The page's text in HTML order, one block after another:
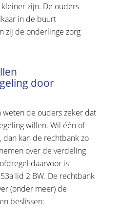
zijn. De ouders
in de buurt
zij de onderlinge zorg
door
weten de ouders zeker dat
willen. Wil één of
kan de rechtbank zo
over de verdeling
daarvoor is
lid 2 BW. De rechtbank
(onder meer) de
beslissen: